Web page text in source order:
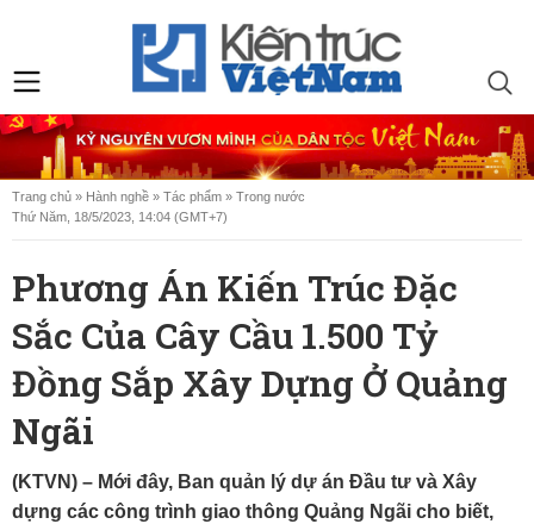
Trang chủ » Hành nghề » Tác phẩm » Trong nước
Thứ Năm, 18/5/2023, 14:04 (GMT+7)
Phương Án Kiến Trúc Đặc
Sắc Của Cây Cầu 1.500 Tỷ
Đồng Sắp Xây Dựng Ở Quảng
Ngãi
(KTVN) – Mới đây, Ban quản lý dự án Đầu tư và Xây
dựng các công trình giao thông Quảng Ngãi cho biết,